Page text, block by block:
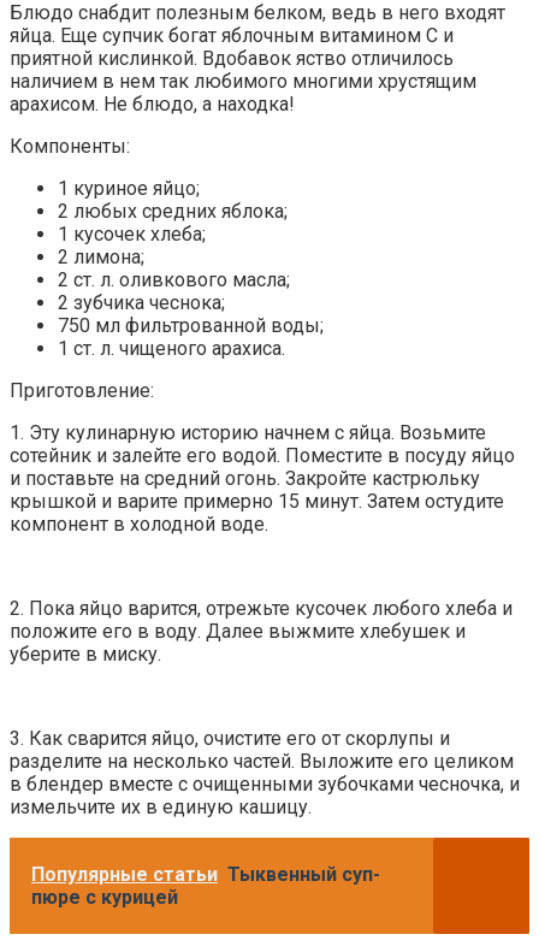
Блюдо снабдит полезным белком, ведь в него входят
яйца. Еще супчик богат яблочным витамином С и
приятной кислинкой. Вдобавок яство отличилось
наличием в нем так любимого многими хрустящим
арахисом. Не блюдо, а находка!
Компоненты:
1 куриное яйцо;
2 любых средних яблока;
1 кусочек хлеба;
2 лимона;
2 ст. л. оливкового масла;
2 зубчика чеснока;
750 мл фильтрованной воды;
1 ст. л. чищеного арахиса.
Приготовление:
1. Эту кулинарную историю начнем с яйца. Возьмите
сотейник и залейте его водой. Поместите в посуду яйцо
и поставьте на средний огонь. Закройте кастрюльку
крышкой и варите примерно 15 минут. Затем остудите
компонент в холодной воде.
2. Пока яйцо варится, отрежьте кусочек любого хлеба и
положите его в воду. Далее выжмите хлебушек и
уберите в миску.
3. Как сварится яйцо, очистите его от скорлупы и
разделите на несколько частей. Выложите его целиком
в блендер вместе с очищенными зубочками чесночка, и
измельчите их в единую кашицу.
Популярные статьи Тыквенный суп-
пюре с курицей